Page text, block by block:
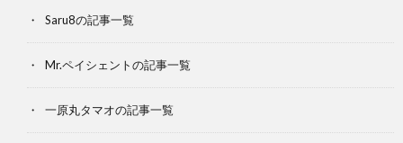
Saru8の記事一覧
Mr.ペイシェントの記事一覧
一原丸タマオの記事一覧